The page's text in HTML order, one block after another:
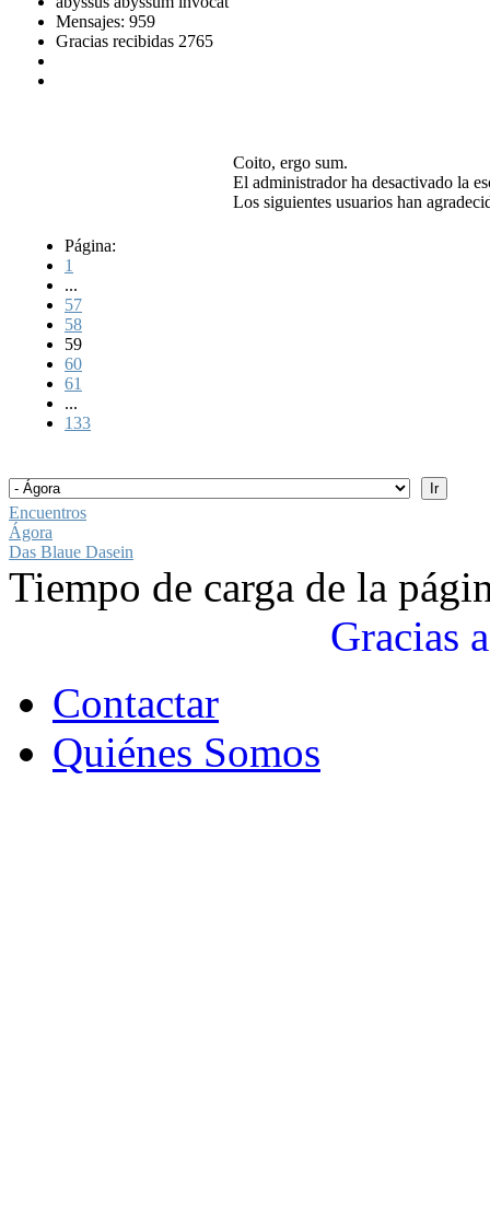
Mensajes: 959
Gracias recibidas 2765
Coito, ergo sum.
El administrador ha desactivado la
Los siguientes usuarios han
Página:
1
...
57
58
59
60
61
...
133
Encuentros
Ágora
Das Blaue Dasein
Tiempo de carga de la
Gracias a
Contactar
Quiénes Somos